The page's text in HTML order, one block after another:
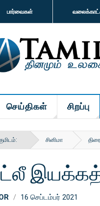
பார்வைகள்
செய்திகள் சிறப்பு
சினிமா
16 செப்டம்பர் 2021